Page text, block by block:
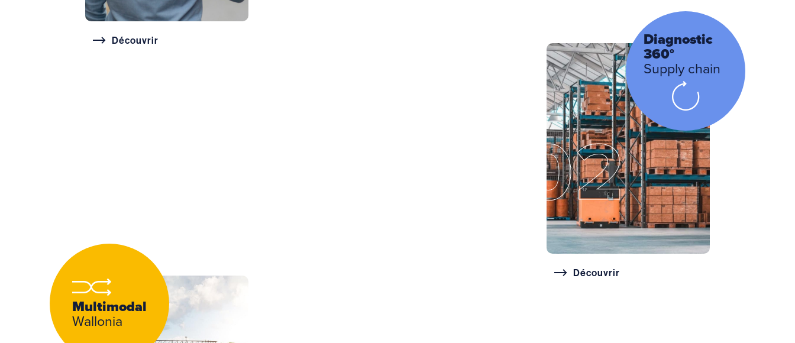
Découvrir
02
Découvrir
Diagnostic
360°
Supply chain
Multimodal
Wallonia